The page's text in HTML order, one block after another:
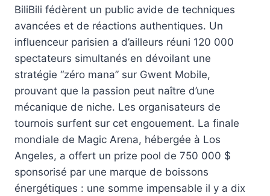
BiliBili fédèrent un public avide de techniques
avancées et de réactions authentiques. Un
influenceur parisien a d’ailleurs réuni 120 000
spectateurs simultanés en dévoilant une
stratégie “zéro mana” sur Gwent Mobile,
prouvant que la passion peut naître d’une
mécanique de niche. Les organisateurs de
tournois surfent sur cet engouement. La finale
mondiale de Magic Arena, hébergée à Los
Angeles, a offert un prize pool de 750 000 $
sponsorisé par une marque de boissons
énergétiques : une somme impensable il y a dix